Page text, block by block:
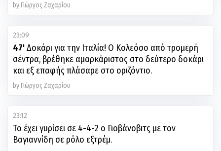
by Γιώργος Ζαχαρίου
23:09
47'Δοκάρι για την Ιταλία! Ο Κολεόσο από τρομερή
σέντρα, βρέθηκε αμαρκάριστος στο δεύτερο δοκάρι
και εξ επαφής πλάσαρε στο οριζόντιο.
by Γιώργος Ζαχαρίου
23:12
Το έχει γυρίσει σε 4-4-2 ο Γιοβάνοβιτς με τον
Βαγιαννίδη σε ρόλο εξτρέμ.